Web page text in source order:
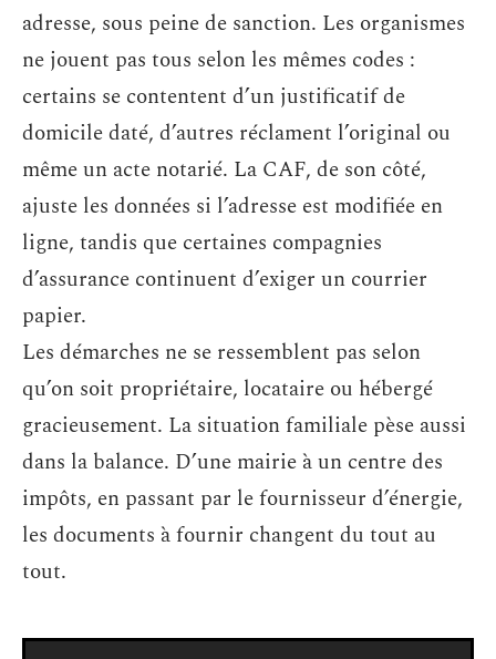
adresse, sous peine de sanction. Les organismes
ne jouent pas tous selon les mêmes codes :
certains se contentent d’un justificatif de
domicile daté, d’autres réclament l’original ou
même un acte notarié. La CAF, de son côté,
ajuste les données si l’adresse est modifiée en
ligne, tandis que certaines compagnies
d’assurance continuent d’exiger un courrier
papier.
Les démarches ne se ressemblent pas selon
qu’on soit propriétaire, locataire ou hébergé
gracieusement. La situation familiale pèse aussi
dans la balance. D’une mairie à un centre des
impôts, en passant par le fournisseur d’énergie,
les documents à fournir changent du tout au
tout.